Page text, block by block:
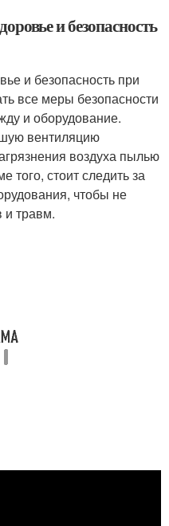
и безопасность
и безопасность при
все меры безопасности
и оборудование.
вентиляцию
воздуха пылью
стоит следить за
чтобы не
и травм.